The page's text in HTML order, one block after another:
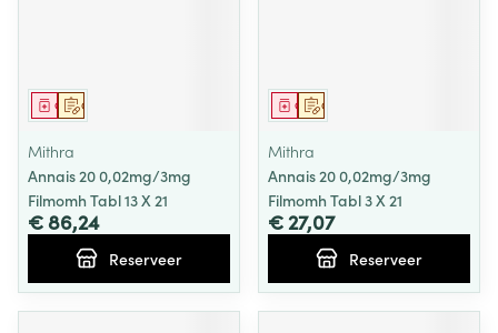
Op voorschrift
Geneesmiddel
Mithra
Annais 20 0,02mg/3mg
Filmomh Tabl 13 X 21
€ 86,24
Reserveer
Op voorschrift
Geneesmiddel
Mithra
Annais 20 0,02mg/3mg
Filmomh Tabl 3 X 21
€ 27,07
Reserveer